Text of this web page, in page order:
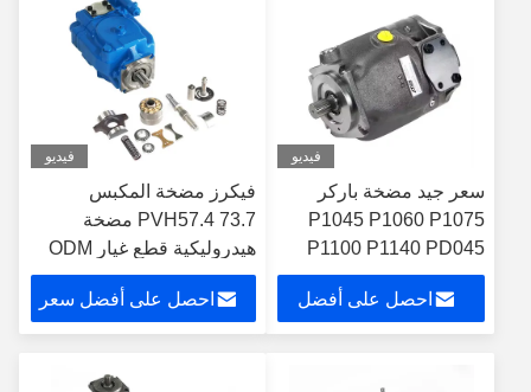
فيديو
سعر جيد مضخة باركر
P1045 P1060 P1075
P1100 P1140 PD045
PD060 PD075 PD075
PD100 PD140 P1 PD
أصلية باركر هيدروليكية
احصل على أفضل
فيديو
فيكرز مضخة المكبس
PVH57.4 73.7 مضخة
هيدروليكية قطع غيار ODM
مضخة المكبس هيدروليكية
قطع غيار مصنع الصين
احصل على أفضل سعر